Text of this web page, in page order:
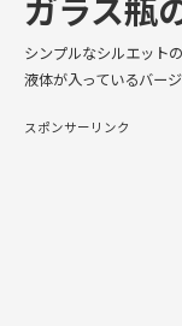
ガラス瓶
シンプルなシルエット
液体が入っているバー
スポンサーリンク